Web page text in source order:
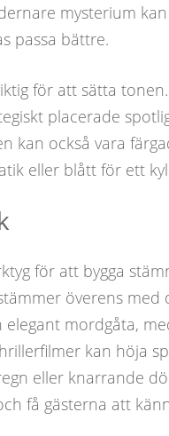
mysterium
passa bättre.
för att sätta
placerade
kan också vara
eller blått för ett
för att bygga
överens med
mordgåta,
kan höja
eller knarrande
få gästerna att